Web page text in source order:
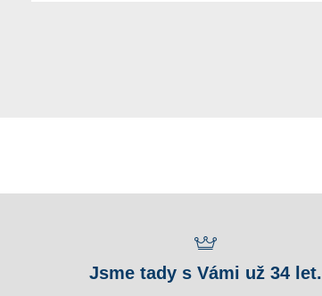
Jsme tady s Vámi už 34 let.